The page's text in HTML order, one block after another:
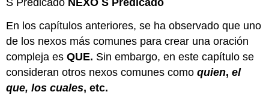
En los capítulos anteriores, se ha observado que uno
de los nexos más comunes para crear una oración
compleja esQUE. Sin embargo, en este capítulo se
consideran otros nexos comunes comoquien,el
que, los cuales, etc.